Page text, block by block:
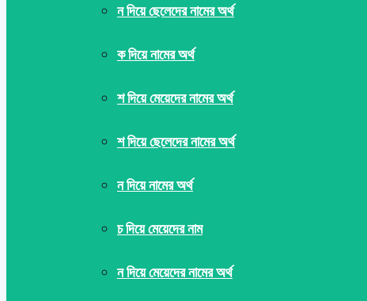
ন দিয়ে ছেলেদের নামের অর্থ
ক দিয়ে নামের অর্থ
শ দিয়ে মেয়েদের নামের অর্থ
শ দিয়ে ছেলেদের নামের অর্থ
ন দিয়ে নামের অর্থ
চ দিয়ে মেয়েদের নাম
ন দিয়ে মেয়েদের নামের অর্থ